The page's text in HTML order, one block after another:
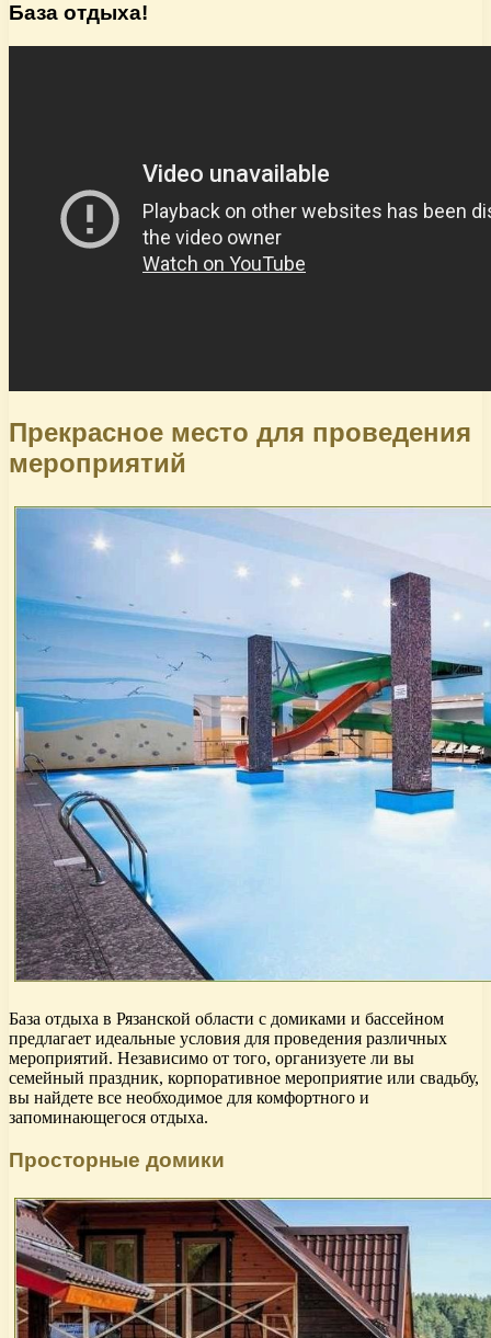
База отдыха!
Прекрасное место для проведения
мероприятий
База отдыха в Рязанской области с домиками и бассейном
предлагает идеальные условия для проведения различных
мероприятий. Независимо от того, организуете ли вы
семейный праздник, корпоративное мероприятие или свадьбу,
вы найдете все необходимое для комфортного и
запоминающегося отдыха.
Просторные домики